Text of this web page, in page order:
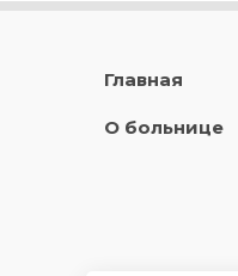
Главная
О больнице